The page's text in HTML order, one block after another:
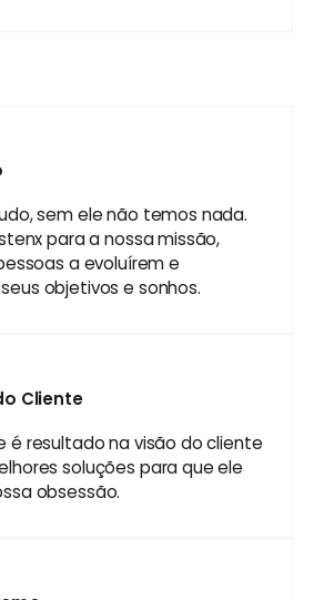
sem ele não temos nada.
para a nossa missão,
a evoluírem e
objetivos e sonhos.
Cliente
é resultado na visão do cliente
soluções para que ele
obsessão.